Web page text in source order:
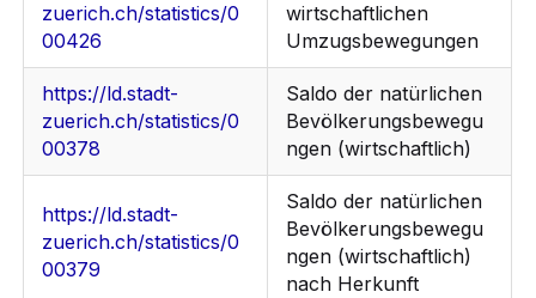
zuerich.ch/statistics/0
00426
wirtschaftlichen
Umzugsbewegungen
https://ld.stadt-
zuerich.ch/statistics/0
00378
Saldo der natürlichen
Bevölkerungsbewegu
ngen (wirtschaftlich)
https://ld.stadt-
zuerich.ch/statistics/0
00379
Saldo der natürlichen
Bevölkerungsbewegu
ngen (wirtschaftlich)
nach Herkunft